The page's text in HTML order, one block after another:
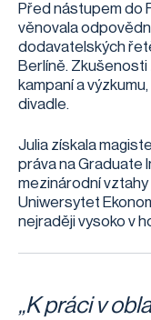
Před nástupem do
věnovala
dodavatelských
Berlíně.
kampaní a
divadle.
Julia získala
práva na Graduate
mezinárodní
Uniwersytet
nejraději vysoko v
„K práci v